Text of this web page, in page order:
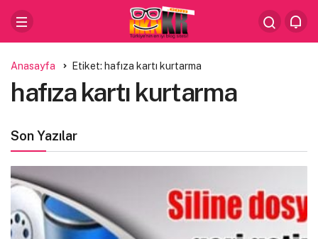
Anasayfa Etiket: hafıza kartı kurtarma
hafıza kartı kurtarma
Son Yazılar